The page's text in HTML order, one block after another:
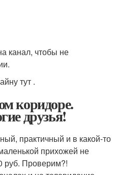
канал, чтобы не
тут .
коридоре.
друзья!
практичный и в какой-то
прихожей не
руб. Проверим?!